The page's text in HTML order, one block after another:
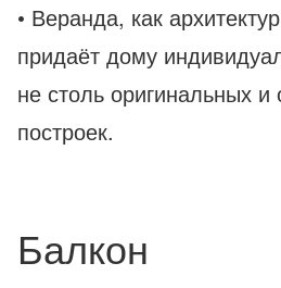
• Веранда, как
придаёт дому
не столь оригинальных
построек.
Балкон